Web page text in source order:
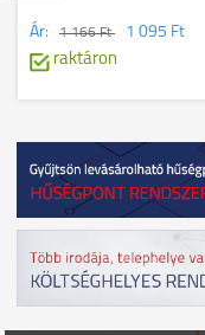
Ár: 1 166 Ft
1 095 Ft
raktáron